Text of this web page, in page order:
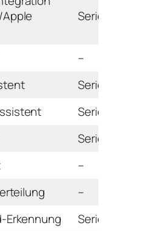
Serie
–
Serie
Serie
Serie
–
–
Erkennung
Serie